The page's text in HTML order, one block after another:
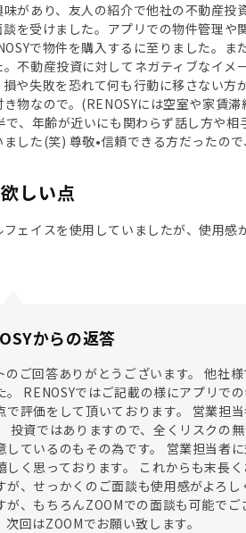
があり、友人の紹介で他社の不動産
談を受けました。アプリでの物件管理
で物件を購入するに至りました。
不動産投資に対してネガティブなイ
や失敗を恐れて何も行動に移さない
き物なので。(RENOSYには空室や家賃
で、年齢が近いにも関わらず話し方や
した(笑) 尊敬•信頼できる方だったの
しい点
ェイスを使用していましたが、使用
からの返答
のご回答ありがとうございます。 他社
。 RENOSYではご記載の様にアプリで
で評価をして頂いております。 営業担
投資ではありますので、全くリスクの
しているのもその為です。 営業担当者
しく思っております。 これからも末長
が、せっかくのご面談も使用感がよろ
が、もちろんZOOMでの面談も可能で
次回はZOOMでお願い致します。